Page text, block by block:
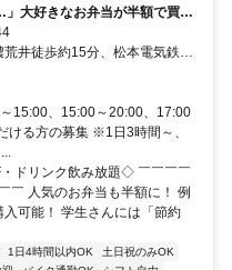
」大好きなお弁当が半額で買え
井徒歩約15分、松本電気鉄道
北松本アルプス口徒歩約19分
徒歩９分
15:00、15:00～20:00、17:00
る方の募集 ※1日3時間～、
ドリンク飲み放題◇ ￣￣￣￣
￣ 人気のお弁当も半額に！ 例
可能！ 学生さんには「節約
1日4時間以内OK
土日祝のみOK